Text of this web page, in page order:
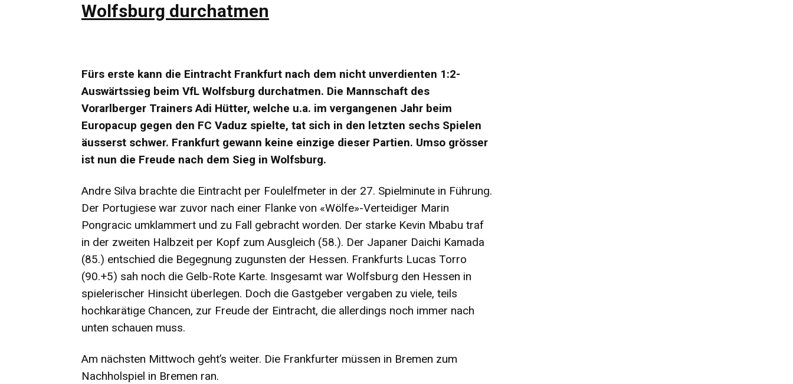
Wolfsburg durchatmen
Fürs erste kann die Eintracht Frankfurt nach dem nicht unverdienten 1:2-
Auswärtssieg beim VfL Wolfsburg durchatmen. Die Mannschaft des
Vorarlberger Trainers Adi Hütter, welche u.a. im vergangenen Jahr beim
Europacup gegen den FC Vaduz spielte, tat sich in den letzten sechs Spielen
äusserst schwer. Frankfurt gewann keine einzige dieser Partien. Umso grösser
ist nun die Freude nach dem Sieg in Wolfsburg.
Andre Silva brachte die Eintracht per Foulelfmeter in der 27. Spielminute in Führung.
Der Portugiese war zuvor nach einer Flanke von «Wölfe»-Verteidiger Marin
Pongracic umklammert und zu Fall gebracht worden. Der starke Kevin Mbabu traf
in der zweiten Halbzeit per Kopf zum Ausgleich (58.). Der Japaner Daichi Kamada
(85.) entschied die Begegnung zugunsten der Hessen. Frankfurts Lucas Torro
(90.+5) sah noch die Gelb-Rote Karte. Insgesamt war Wolfsburg den Hessen in
spielerischer Hinsicht überlegen. Doch die Gastgeber vergaben zu viele, teils
hochkarätige Chancen, zur Freude der Eintracht, die allerdings noch immer nach
unten schauen muss.
Am nächsten Mittwoch geht’s weiter. Die Frankfurter müssen in Bremen zum
Nachholspiel in Bremen ran.